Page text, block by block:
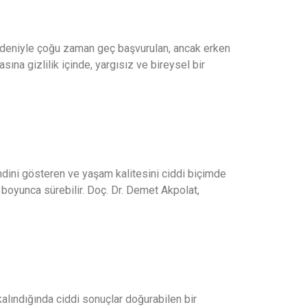
çoğu zaman geç başvurulan, ancak erken
gizlilik içinde, yargısız ve bireysel bir
gösteren ve yaşam kalitesini ciddi biçimde
sürebilir. Doç. Dr. Demet Akpolat,
ciddi sonuçlar doğurabilen bir